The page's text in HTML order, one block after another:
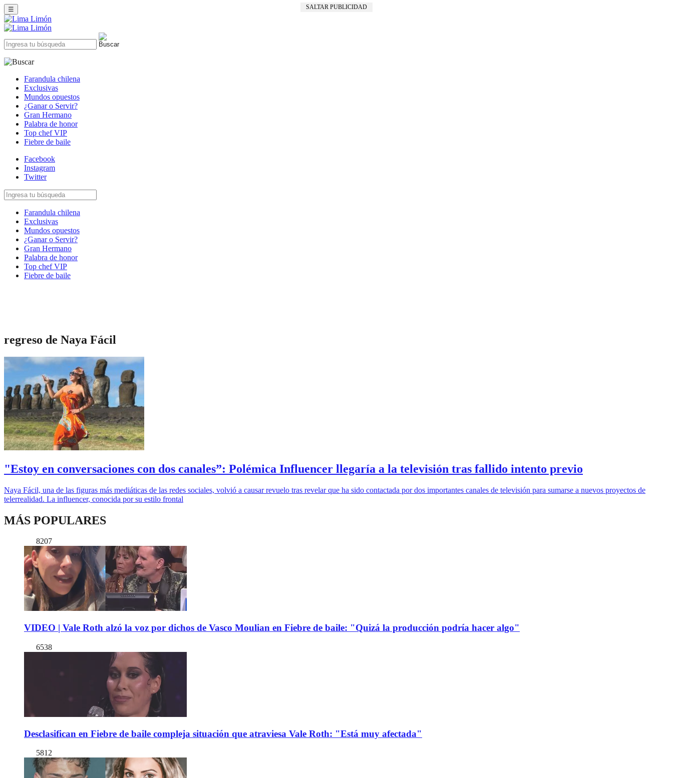
SALTAR PUBLICIDAD
☰
Farandula chilena
Exclusivas
Mundos opuestos
¿Ganar o Servir?
Gran Hermano
Palabra de honor
Top chef VIP
Fiebre de baile
Facebook
Instagram
Twitter
Farandula chilena
Exclusivas
Mundos opuestos
¿Ganar o Servir?
Gran Hermano
Palabra de honor
Top chef VIP
Fiebre de baile
regreso de Naya Fácil
"Estoy en conversaciones con dos canales”: Polémica Influencer llegaría a la televisión tras fallido intento previo
Naya Fácil, una de las figuras más mediáticas de las redes sociales, volvió a causar revuelo tras revelar que ha sido contactada por dos importantes canales de televisión para sumarse a nuevos proyectos de
telerrealidad. La influencer, conocida por su estilo frontal
MÁS POPULARES
8207
VIDEO | Vale Roth alzó la voz por dichos de Vasco Moulian en Fiebre de baile: "Quizá la producción podría hacer algo"
6538
Desclasifican en Fiebre de baile compleja situación que atraviesa Vale Roth: "Está muy afectada"
5812